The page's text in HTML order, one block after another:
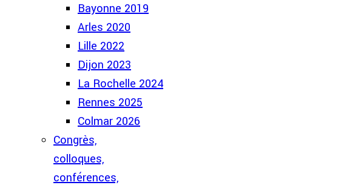
Bayonne 2019
Arles 2020
Lille 2022
Dijon 2023
La Rochelle 2024
Rennes 2025
Colmar 2026
Congrès,
colloques,
conférences,